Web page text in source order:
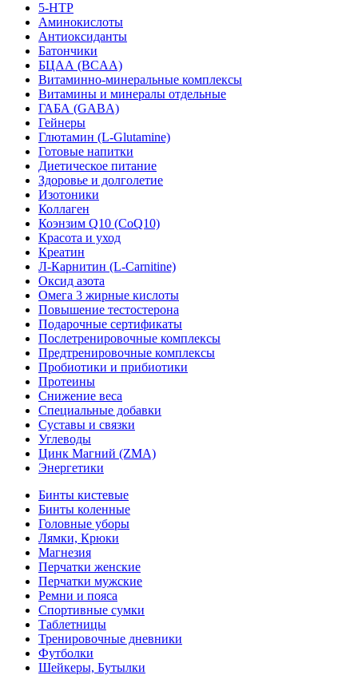
5-HTP
Аминокислоты
Антиоксиданты
Батончики
БЦАА (BCAA)
Витаминно-минеральные комплексы
Витамины и минералы отдельные
ГАБА (GABA)
Гейнеры
Глютамин (L-Glutamine)
Готовые напитки
Диетическое питание
Здоровье и долголетие
Изотоники
Коллаген
Коэнзим Q10 (CoQ10)
Красота и уход
Креатин
Л-Карнитин (L-Сarnitine)
Оксид азота
Омега 3 жирные кислоты
Повышение тестостерона
Подарочные сертификаты
Послетренировочные комплексы
Предтренировочные комплексы
Пробиотики и прибиотики
Протеины
Снижение веса
Специальные добавки
Суставы и связки
Углеводы
Цинк Магний (ZMA)
Энергетики
Бинты кистевые
Бинты коленные
Головные уборы
Лямки, Крюки
Магнезия
Перчатки женские
Перчатки мужские
Ремни и пояса
Спортивные сумки
Таблетницы
Тренировочные дневники
Футболки
Шейкеры, Бутылки